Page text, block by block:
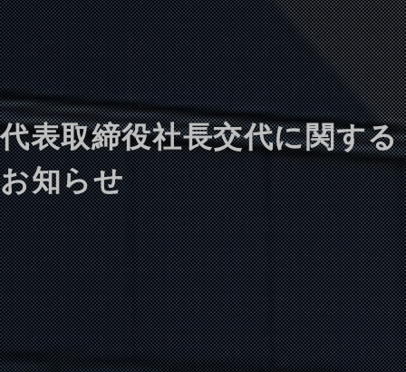
代表取締役社長交代に関する
お知らせ